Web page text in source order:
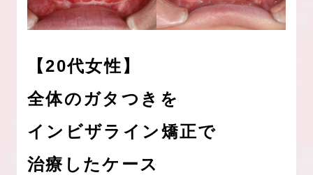
【20代女性】
全体のガタつきを
インビザライン矯正で
治療したケース